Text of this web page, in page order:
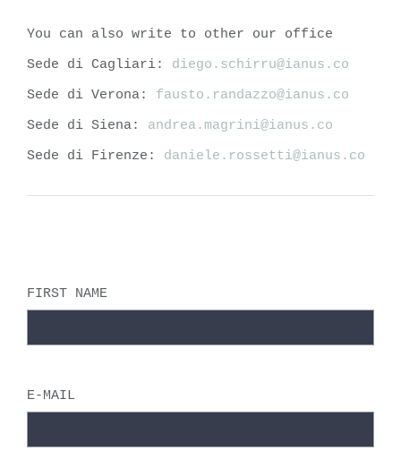
You can also write to other our office
Sede di Cagliari: diego.schirru@ianus.co
Sede di Verona: fausto.randazzo@ianus.co
Sede di Siena: andrea.magrini@ianus.co
Sede di Firenze: daniele.rossetti@ianus.co
FIRST NAME
E-MAIL